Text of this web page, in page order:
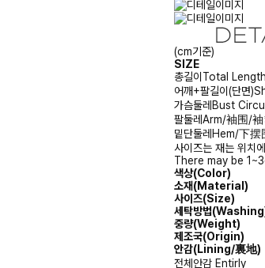
(cm기준)
SIZE
총길이 Total
어깨+팔길이(단면)
가슴둘레 Bust
팔둘레Arm/袖围/袖
밑단둘레 Hem/下摆
사이즈는 재는 위치
There may be
색상(Color)
소재(Material)
사이즈(Size)
세탁방법
중량(Weight)
제조국(Origin)
안감(Lining/裏地)
전체안감 Entirly